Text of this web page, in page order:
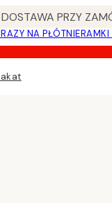
PRZY
NA PŁÓTNIERAMKI